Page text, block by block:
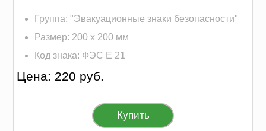
Группа: "Эвакуационные знаки безопасности"
Размер: 200 х 200 мм
Код знака: ФЭС E 21
Цена: 220 руб.
Купить